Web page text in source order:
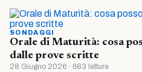
SONDAGGI
Orale di Maturità: cosa
dalle prove scritte
28 Giugno 2026 · 683 letture